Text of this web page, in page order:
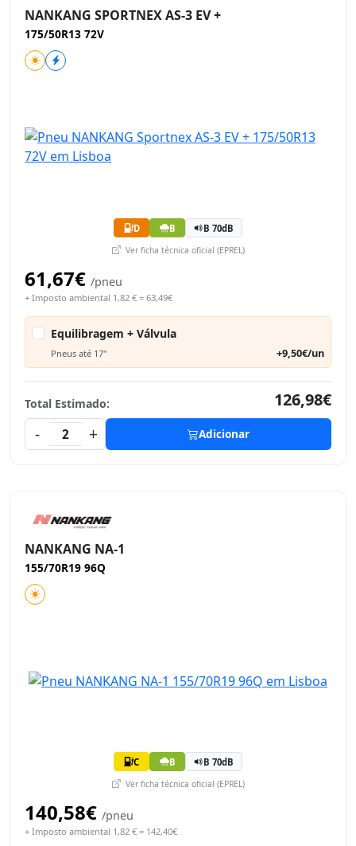
NANKANG SPORTNEX AS-3 EV +
175/50R13 72V
D B B 70dB
Ver ficha técnica oficial (EPREL)
61,67€ /pneu
+ Imposto ambiental 1,82 € = 63,49€
Equilibragem + Válvula
Pneus até 17" +9,50€/un
Total Estimado:
126,98€
-
2 + Adicionar
NANKANG NA-1
155/70R19 96Q
C B B 70dB
Ver ficha técnica oficial (EPREL)
140,58€ /pneu
+ Imposto ambiental 1,82 € = 142,40€